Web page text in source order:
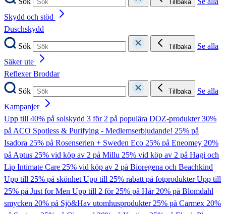
Tillbaka
Skydd och stöd
Duschskydd
Sök
Tillbaka
Se alla
Säker ute
ReflexerBroddar
Sök
Tillbaka
Se alla
Kampanjer
Upp till 40% på solskydd 3 för 2 på populära DOZ-produkter30%
på ACO Spotless & Purifying - Medlemserbjudande! 25% på
Isadora 25% på Rosenserien + Sweden Eco 25% på Eneomey 20%
på Aptus 25% vid köp av 2 på Millu 25% vid köp av 2 på Hagi och
Lip Intimate Care 25% vid köp av 2 på Bioregena och Beachkind
Upp till 25% på skönhetUpp till 25% rabatt på fotprodukterUpp till
25% på Just for Men Upp till 2 för 25% på Hår20% på Blomdahl
smycken 20% på Sjö&Hav utomhusprodukter25% på Carmex 20%